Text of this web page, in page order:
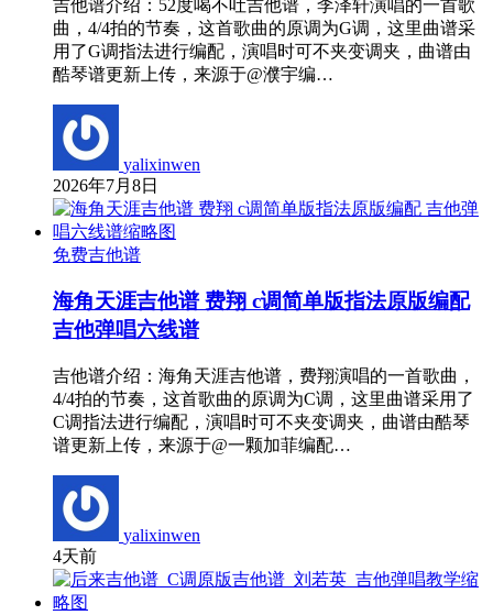
吉他谱介绍：52度喝不吐吉他谱，李泽轩演唱的一首歌
曲，4/4拍的节奏，这首歌曲的原调为G调，这里曲谱采
用了G调指法进行编配，演唱时可不夹变调夹，曲谱由
酷琴谱更新上传，来源于@濮宇编…
yalixinwen
2026年7月8日
免费吉他谱
海角天涯吉他谱 费翔 c调简单版指法原版编配
吉他弹唱六线谱
吉他谱介绍：海角天涯吉他谱，费翔演唱的一首歌曲，
4/4拍的节奏，这首歌曲的原调为C调，这里曲谱采用了
C调指法进行编配，演唱时可不夹变调夹，曲谱由酷琴
谱更新上传，来源于@一颗加菲编配…
yalixinwen
4天前